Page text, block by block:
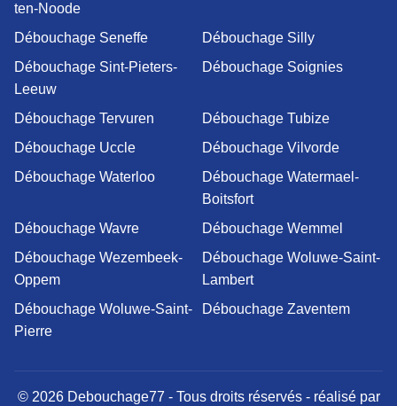
ten-Noode
Débouchage Seneffe
Débouchage Silly
Débouchage Sint-Pieters-
Leeuw
Débouchage Soignies
Débouchage Tervuren
Débouchage Tubize
Débouchage Uccle
Débouchage Vilvorde
Débouchage Waterloo
Débouchage Watermael-
Boitsfort
Débouchage Wavre
Débouchage Wemmel
Débouchage Wezembeek-
Oppem
Débouchage Woluwe-Saint-
Lambert
Débouchage Woluwe-Saint-
Pierre
Débouchage Zaventem
© 2026 Debouchage77 - Tous droits réservés - réalisé par